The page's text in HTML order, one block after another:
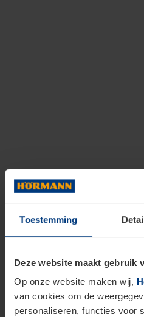
Toestemming
Deze website maakt gebruik
Op onze website maken wij,
van cookies om de
personaliseren, functies voor